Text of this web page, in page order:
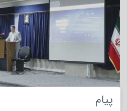
پیام